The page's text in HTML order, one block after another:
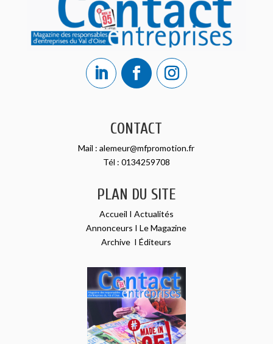
CONTACT
Mail :alemeur@mfpromotion.fr
Tél : 0134259708
PLAN DU SITE
Accueil I Actualités
Annonceurs ILe Magazine
Archive IÉditeurs